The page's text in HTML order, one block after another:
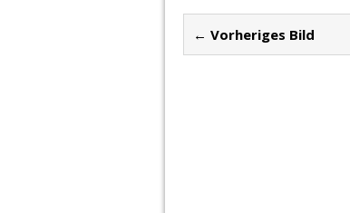
← Vorheriges Bild